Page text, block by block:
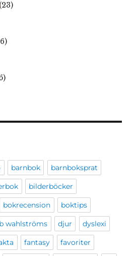
(23)
barnbok barnboksprat
bilderböcker
bokrecension boktips
b wahlströms djur dyslexi
fantasy favoriter